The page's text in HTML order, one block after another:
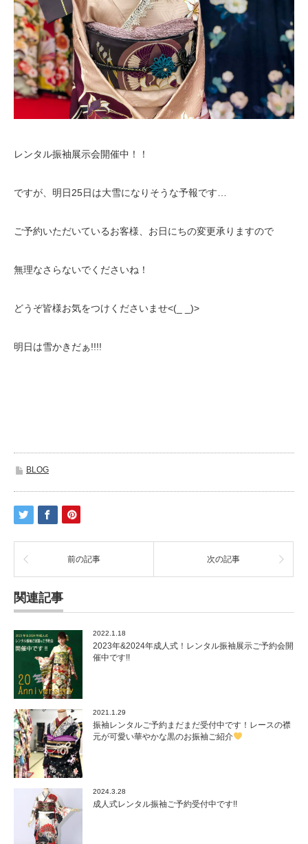
レンタル振袖展示会開催中！！
ですが、明日25日は大雪になりそうな予報です…
ご予約いただいているお客様、お日にちの変更承りますので
無理なさらないでくださいね！
どうぞ皆様お気をつけくださいませ<(_ _)>
明日は雪かきだぁ!!!!
BLOG
前の記事 次の記事
関連記事
2022.1.18
2023年&2024年成人式！レンタル振袖展示ご予約会開
催中です!!
2021.1.29
振袖レンタルご予約まだまだ受付中です！レースの襟
元が可愛い華やかな黒のお振袖ご紹介
2024.3.28
成人式レンタル振袖ご予約受付中です!!